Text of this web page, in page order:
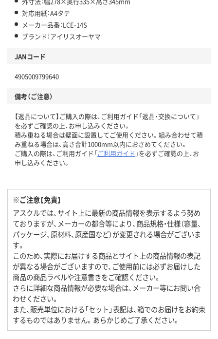
対応用紙：A4タテ
メーカー品番：LCE-14S
ブランド：アイリスオーヤマ
JANコード
4905009799640
備考（ご注意）
【返品について】ご購入の際は、ご利用ガイド「返品・交換について」
を必ずご確認の上、お申し込みください。
積み重ねる場合は壁面に設置してご使用ください。組み合わせて積
み重ねる場合は、高さ合計1000mm以内におさめてください。
ご購入の際は、ご利用ガイド「ご利用ガイド 」を必ずご確認の上、お
申し込みください。
※ご注意【免責】
アスクルでは、サイト上に最新の商品情報を表示するよう努め
ておりますが、メーカーの都合等により、商品規格・仕様（容量、
パッケージ、原材料、原産国など）が変更される場合がございま
す。
このため、実際にお届けする商品とサイト上の商品情報の表記
が異なる場合がございますので、ご使用前には必ずお届けした
商品の商品ラベルや注意書きをご確認ください。
さらに詳細な商品情報が必要な場合は、メーカー等にお問い合
わせください。
また、販売単位における「セット」表記は、箱でのお届けをお約束
するものではありません。あらかじめご了承ください。